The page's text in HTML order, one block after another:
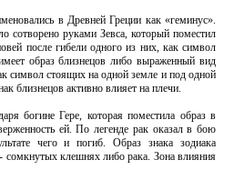
в Древней Греции как «геминус».
сотворено руками Зевса, который поместил
после гибели одного из них, как символ
образ близнецов либо выраженный вид
символ стоящих на одной земле и под одной
близнецов активно влияет на плечи.
богине Гере, которая поместила образ в
ей. По легенде рак оказал в бою
чего и погиб. Образ знака зодиака
сомкнутых клешнях либо рака. Зона влияния